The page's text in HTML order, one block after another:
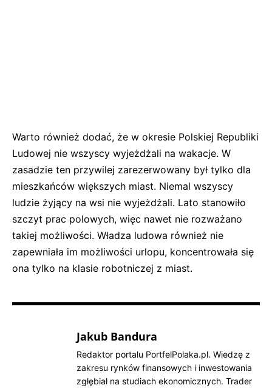
Warto również dodać, że w okresie Polskiej Republiki
Ludowej nie wszyscy wyjeżdżali na wakacje. W
zasadzie ten przywilej zarezerwowany był tylko dla
mieszkańców większych miast. Niemal wszyscy
ludzie żyjący na wsi nie wyjeżdżali. Lato stanowiło
szczyt prac polowych, więc nawet nie rozważano
takiej możliwości. Władza ludowa również nie
zapewniała im możliwości urlopu, koncentrowała się
ona tylko na klasie robotniczej z miast.
Jakub Bandura
Redaktor portalu PortfelPolaka.pl. Wiedzę z
zakresu rynków finansowych i inwestowania
zgłębiał na studiach ekonomicznych. Trader